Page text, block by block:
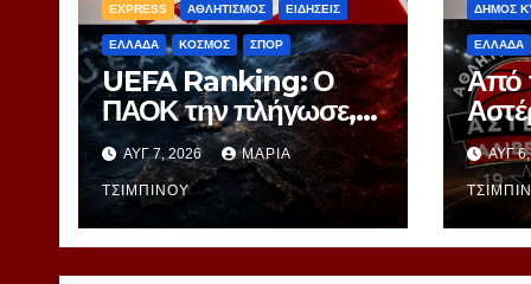
EXPRESS ΑΘΛΗΤΙΣΜΟΣ ΕΙΔΗΣΕΙΣ
ΕΛΛΑΔΑ ΚΟΣΜΟΣ ΣΠΟΡ
UEFA Ranking: Ο
ΠΑΟΚ την πλήγωσε,
οι αντίπαλοι την
τιμώρησαν – Ξεφεύγει
η 10η θέση για την
Ελλάδα
ΑΥΓ 7, 2026 ΜΑΡΊΑ
ΤΣΙΜΠΙΝΟΎ
ΔΗΜΟΣ
ΕΛΛΑΔΑ
Από
Ένα
στα
ΑΥΓ